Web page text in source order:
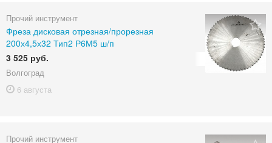
Прочий инструмент
Фреза дисковая отрезная/прорезная
200х4,5х32 Тип2 Р6М5 ш/п
3 525 руб.
Волгоград
6 августа
Прочий инструмент